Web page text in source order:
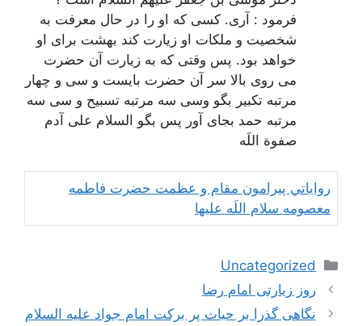
فرمود : آری. کسی که او را در حال معرفت به
شخصیت و ملکات او زیارت کند بهشت برای او
خواهد بود. پس وقتی که به زیارت آن حضرت
می روی بالا سر آن حضرت بایست و سی و چهار
مرتبه تکبیر بگو وسی سه مرتبه تسبیح و سی سه
مرتبه حمد بجای آور پس بگو السلام علی آدم
صفوة اللَه
رواياتي پيرامون مقام و عظمت حضرت فاطمه
معصومه سلام اللَه عليها
دسته‌ها
Uncategorized
ناوبری
نوشته‌ها
روز زیارتی امام رضا
نگاهی گذرا بر حیات پر برکت امام جواد علیه السلام